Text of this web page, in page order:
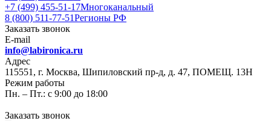
+7 (499) 455-51-17Многоканальный
8 (800) 511-77-51Регионы РФ
Заказать звонок
E-mail
info@labironica.ru
Адрес
115551, г. Москва, Шипиловский пр-д, д. 47, ПОМЕЩ. 13Н
Режим работы
Пн. – Пт.: с 9:00 до 18:00
Заказать звонок